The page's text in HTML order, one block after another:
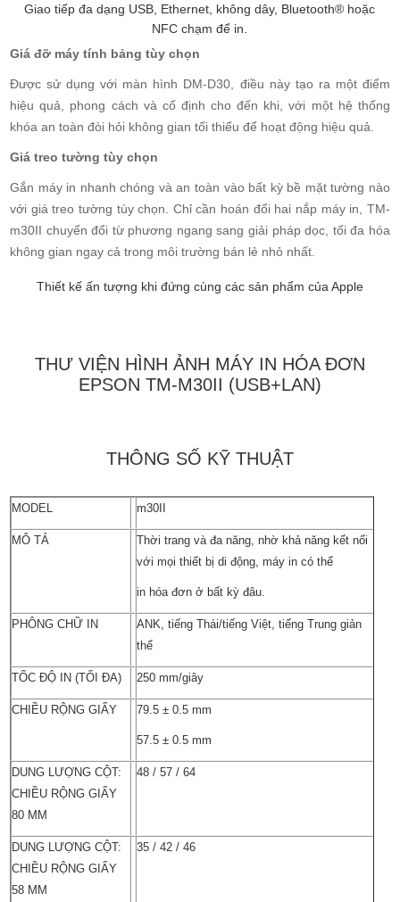
Giao tiếp đa dạng USB, Ethernet, không dây, Bluetooth® hoặc
NFC chạm để in.
Giá đỡ máy tính bảng tùy chọn
Được sử dụng với màn hình DM-D30, điều này tạo ra một điểm
hiệu quả, phong cách và cố định cho đến khi, với một hệ thống
khóa an toàn đòi hỏi không gian tối thiểu để hoạt động hiệu quả.
Giá treo tường tùy chọn
Gắn máy in nhanh chóng và an toàn vào bất kỳ bề mặt tường nào
với giá treo tường tùy chọn. Chỉ cần hoán đổi hai nắp máy in, TM-
m30II chuyển đổi từ phương ngang sang giải pháp dọc, tối đa hóa
không gian ngay cả trong môi trường bán lẻ nhỏ nhất.
Thiết kế ấn tượng khi đứng cùng các sản phẩm của Apple
THƯ VIỆN HÌNH ẢNH MÁY IN HÓA ĐƠN
EPSON TM-M30II (USB+LAN)
THÔNG SỐ KỸ THUẬT
MODEL m30II
MÔ TẢ
Thời trang và đa năng, nhờ khả năng kết nối
với mọi thiết bị di động, máy in có thể
in hóa đơn ở bất kỳ đâu.
PHÔNG CHỮ IN
ANK, tiếng Thái/tiếng Việt, tiếng Trung giản
thể
TỐC ĐỘ IN (TỐI ĐA) 250 mm/giây
CHIỀU RỘNG GIẤY 79.5 ± 0.5 mm
57.5 ± 0.5 mm
DUNG LƯỢNG CỘT:
CHIỀU RỘNG GIẤY
80 MM
48 / 57 / 64
DUNG LƯỢNG CỘT:
CHIỀU RỘNG GIẤY
58 MM
35 / 42 / 46